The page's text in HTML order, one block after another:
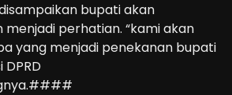
bupati akan
perhatian. “kami akan
yang menjadi penekanan bupati